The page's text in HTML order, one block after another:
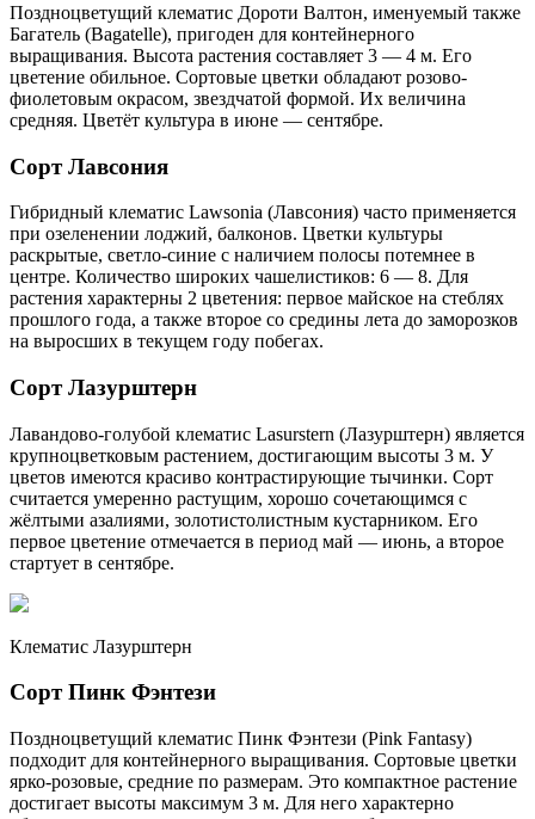
Поздноцветущий клематис Дороти Валтон, именуемый также
Багатель (Bagatelle), пригоден для контейнерного
выращивания. Высота растения составляет 3 — 4 м. Его
цветение обильное. Сортовые цветки обладают розово-
фиолетовым окрасом, звездчатой формой. Их величина
средняя. Цветёт культура в июне — сентябре.
Сорт Лавсония
Гибридный клематис Lawsonia (Лавсония) часто применяется
при озеленении лоджий, балконов. Цветки культуры
раскрытые, светло-синие с наличием полосы потемнее в
центре. Количество широких чашелистиков: 6 — 8. Для
растения характерны 2 цветения: первое майское на стеблях
прошлого года, а также второе со средины лета до заморозков
на выросших в текущем году побегах.
Сорт Лазурштерн
Лавандово-голубой клематис Lasurstern (Лазурштерн) является
крупноцветковым растением, достигающим высоты 3 м. У
цветов имеются красиво контрастирующие тычинки. Сорт
считается умеренно растущим, хорошо сочетающимся с
жёлтыми азалиями, золотистолистным кустарником. Его
первое цветение отмечается в период май — июнь, а второе
стартует в сентябре.
Клематис Лазурштерн
Сорт Пинк Фэнтези
Поздноцветущий клематис Пинк Фэнтези (Pink Fantasy)
подходит для контейнерного выращивания. Сортовые цветки
ярко-розовые, средние по размерам. Это компактное растение
достигает высоты максимум 3 м. Для него характерно